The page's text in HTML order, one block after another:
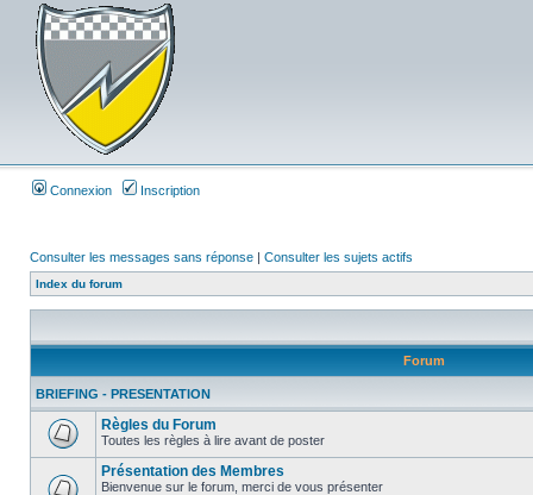
Connexion Inscription
Consulter les messages sans réponse | Consulter les sujets actifs
Index du forum
Forum
BRIEFING - PRESENTATION
Règles du Forum
Toutes les règles à lire avant de poster
Présentation des Membres
Bienvenue sur le forum, merci de vous présenter